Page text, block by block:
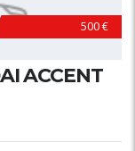
500 €
ACCENT